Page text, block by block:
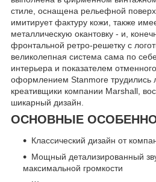
стиле, оснащена рельефной
имитирует фактуру кожи, также
металлическую окантовку - и,
фронтальной ретро-решетку с
великолепная система сама по
интерьера и показателем
оформлением Stanmore трудились
креативщики компании Marshall,
шикарный дизайн.
ОСНОВНЫЕ
Классический дизайн от
Мощный детализированный
максимальной громкости